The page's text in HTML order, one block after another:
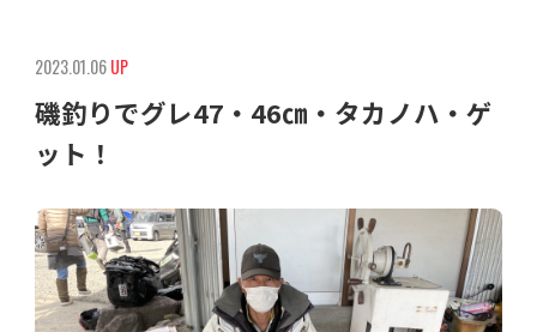
2023.01.06UP
磯釣りでグレ47・46㎝・タカノハ・ゲ
ット！